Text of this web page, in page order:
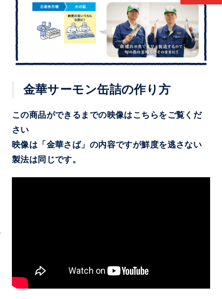
金華サーモン缶詰の作り方
この商品ができるまでの映像はこちらをご覧くだ
さい
映像は「金華さば」の内容ですが鮮度を逃さない
製法は同じです。